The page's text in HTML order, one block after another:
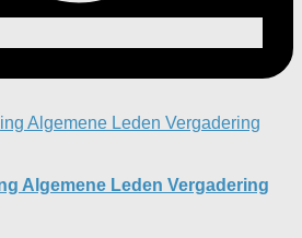
Algemene Leden Vergadering